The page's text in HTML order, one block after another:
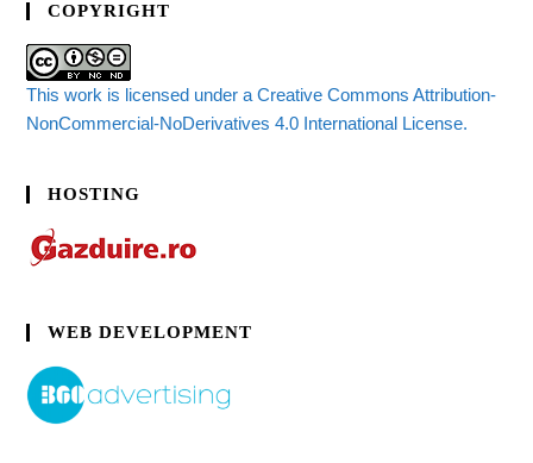
COPYRIGHT
This work is licensed under a Creative Commons Attribution-
NonCommercial-NoDerivatives 4.0 International License.
HOSTING
WEB DEVELOPMENT